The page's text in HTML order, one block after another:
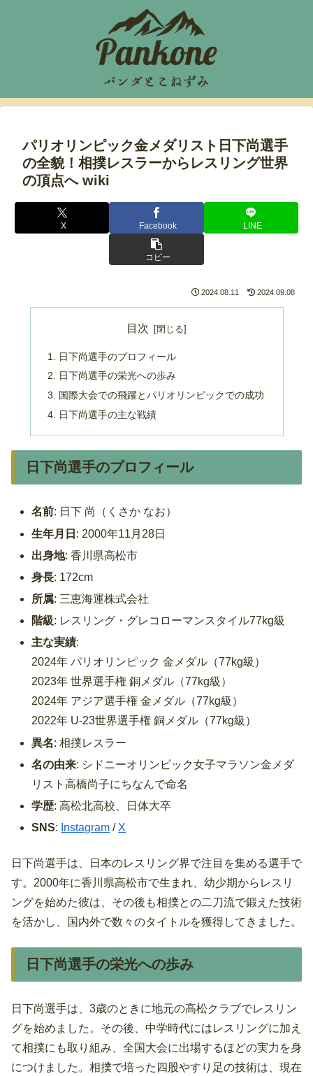
パリオリンピック金メダリスト日下尚選手
の全貌！相撲レスラーからレスリング世界
の頂点へ wiki
X Facebook LINE
コピー
2024.08.11 2024.09.08
目次
日下尚選手のプロフィール
日下尚選手の栄光への歩み
国際大会での飛躍とパリオリンピックでの成功
日下尚選手の主な戦績
日下尚選手のプロフィール
名前: 日下 尚（くさか なお）
生年月日 : 2000年11月28日
出身地: 香川県高松市
身長: 172cm
所属: 三恵海運株式会社
階級: レスリング・グレコローマンスタイル77kg級
主な実績:
2024年 パリオリンピック 金メダル（77kg級）
2023年 世界選手権 銅メダル（77kg級）
2024年 アジア選手権 金メダル（77kg級）
2022年 U-23世界選手権 銅メダル（77kg級）
異名: 相撲レスラー
名の由来: シドニーオリンピック女子マラソン金メダ
リスト高橋尚子にちなんで命名
学歴: 高松北高校、日体大卒
SNS: Instagram / X
日下尚選手は、日本のレスリング界で注目を集める選手で
す。2000年に香川県高松市で生まれ、幼少期からレスリ
ングを始めた彼は、その後も相撲との二刀流で鍛えた技術
を活かし、国内外で数々のタイトルを獲得してきました。
日下尚選手の栄光への歩み
日下尚選手は、3歳のときに地元の高松クラブでレスリン
グを始めました。その後、中学時代にはレスリングに加え
て相撲にも取り組み、全国大会に出場するほどの実力を身
につけました。相撲で培った四股やすり足の技術は、現在